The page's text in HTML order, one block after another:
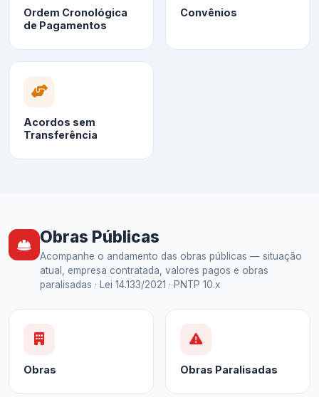
Ordem Cronológica
de Pagamentos
Convênios
Acordos sem
Transferência
Obras Públicas
Acompanhe o andamento das obras públicas — situação
atual, empresa contratada, valores pagos e obras
paralisadas · Lei 14.133/2021 · PNTP 10.x
Obras Obras Paralisadas